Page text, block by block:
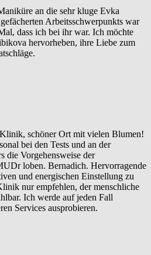
an die sehr kluge Evka
Arbeitsschwerpunkts war
dass ich bei ihr war. Ich möchte
hervorheben, ihre Liebe zum
schöner Ort mit vielen Blumen!
bei den Tests und an der
die Vorgehensweise der
loben. Bernadich. Hervorragende
und energischen Einstellung zu
nur empfehlen, der menschliche
Ich werde auf jeden Fall
Services ausprobieren.